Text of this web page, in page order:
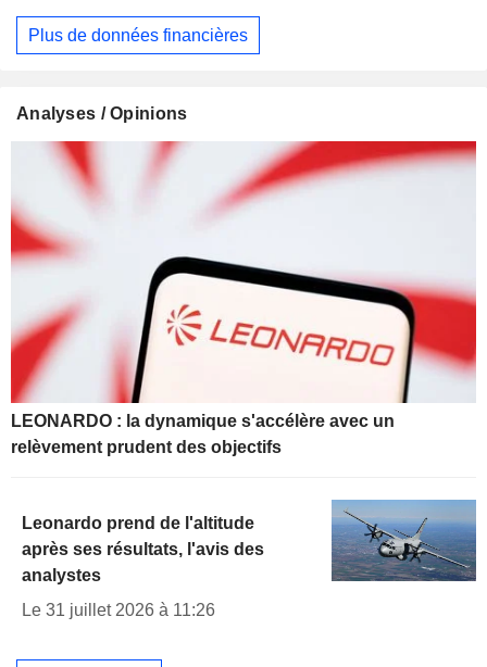
Plus de données financières
Analyses / Opinions
LEONARDO : la dynamique s'accélère avec un
relèvement prudent des objectifs
Leonardo prend de l'altitude
après ses résultats, l'avis des
analystes
Le 31 juillet 2026 à 11:26